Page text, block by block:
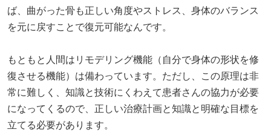
ば、曲がった骨も正しい角度やストレス、身体のバランス
を元に戻すことで復元可能なんです。
もともと人間はリモデリング機能（自分で身体の形状を修
復させる機能）は備わっています。ただし、この原理は非
常に難しく、知識と技術にくわえて患者さんの協力が必要
になってくるので、正しい治療計画と知識と明確な目標を
立てる必要があります。